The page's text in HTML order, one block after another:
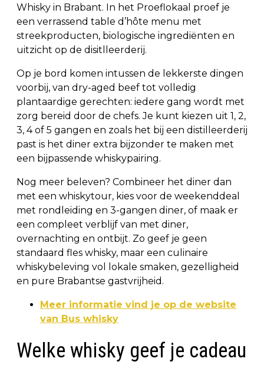
Whisky in Brabant. In het Proeflokaal proef je
een verrassend table d’hôte menu met
streekproducten, biologische ingrediënten en
uitzicht op de disitlleerderij.
Op je bord komen intussen de lekkerste dingen
voorbij, van dry-aged beef tot volledig
plantaardige gerechten: iedere gang wordt met
zorg bereid door de chefs. Je kunt kiezen uit 1, 2,
3, 4 of 5 gangen en zoals het bij een distilleerderij
past is het diner extra bijzonder te maken met
een bijpassende whiskypairing.
Nog meer beleven? Combineer het diner dan
met een whiskytour, kies voor de weekenddeal
met rondleiding en 3-gangen diner, of maak er
een compleet verblijf van met diner,
overnachting en ontbijt. Zo geef je geen
standaard fles whisky, maar een culinaire
whiskybeleving vol lokale smaken, gezelligheid
en pure Brabantse gastvrijheid.
Meer informatie vind je op de website
van Bus whisky
Welke whisky geef je cadeau